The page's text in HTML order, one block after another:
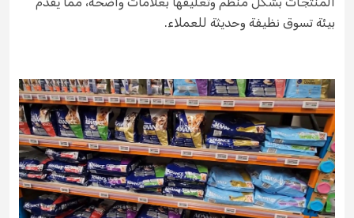
بيئة تسوق نظيفة وحديثة للعملاء.